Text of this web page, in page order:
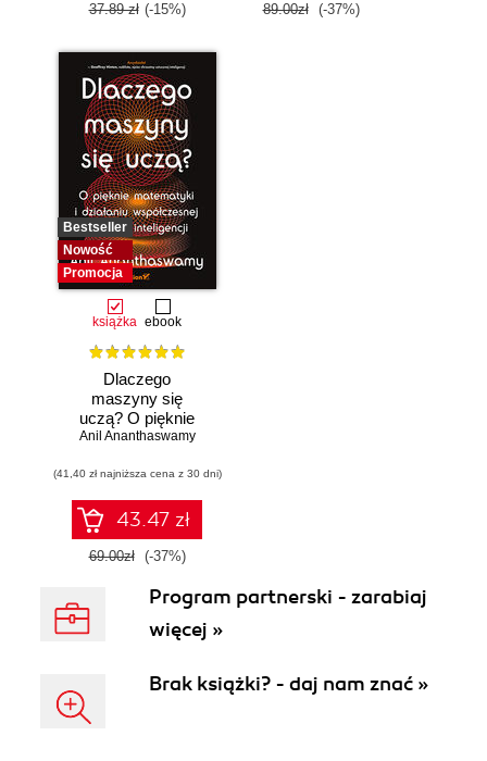
37.89 zł (-15%) 89.00zł (-37%)
Bestseller
Nowość
Promocja
książka ebook
Dlaczego
maszyny się
uczą? O pięknie
matematyki i
współczesnej
sztucznej
inteligencji
Anil Ananthaswamy
(41,40 zł najniższa cena z 30 dni)
43.47 zł
69.00zł (-37%)
Program partnerski - zarabiaj
więcej »
Brak książki? - daj nam znać »